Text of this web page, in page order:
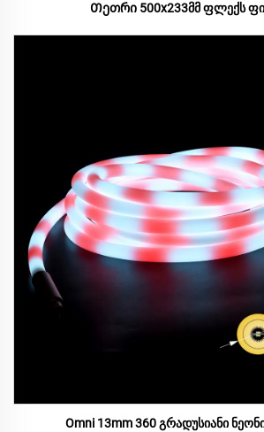
Თეთრი 500x233მმ ფლექს
Omni 13mm 360 გრადუსიანი